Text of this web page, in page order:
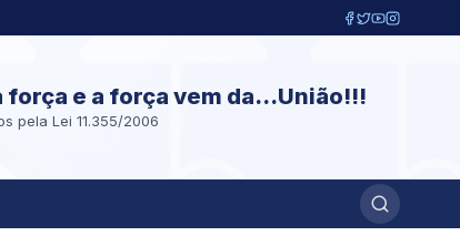
força e a força vem da...União!!!
pela Lei 11.355/2006